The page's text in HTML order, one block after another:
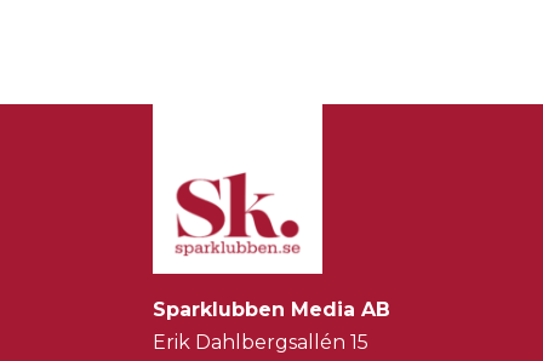
Sparklubben Media AB
Erik Dahlbergsallén 15